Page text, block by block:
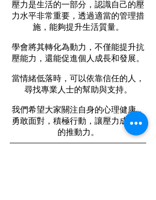
壓力是生活的一部分，認識自己的壓
力水平非常重要，透過適當的管理措
施，能夠提升生活質量。
學會將其轉化為動力，不僅能提升抗
壓能力，還能促進個人成長和發展。
當情緒低落時，可以依靠信任的人，
尋找專業人士的幫助與支持。
我們希望大家關注自身的心理健康，
勇敢面對，積極行動，讓壓力成前進
的推動力。